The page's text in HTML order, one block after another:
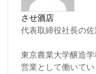
させ酒店
代表取締役社長の佐
東京農業大学醸造
営業として働いて